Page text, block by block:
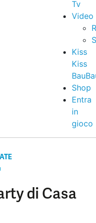
Tv
Video
Kiss
Kiss
Shop
Entra
in
gioco
di Casa